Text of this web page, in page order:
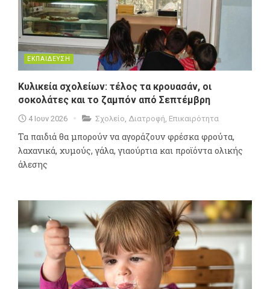
ΕΚΠΑΙΔΕΥΣΗ
Κυλικεία σχολείων: τέλος τα κρουασάν, οι
σοκολάτες και το ζαμπόν από Σεπτέμβρη
4 Ιουν 2026 Σχολείο, Διατροφή, Επικαιρότητα
Τα παιδιά θα μπορούν να αγοράζουν φρέσκα φρούτα,
λαχανικά, χυμούς, γάλα, γιαούρτια και προϊόντα ολικής
άλεσης